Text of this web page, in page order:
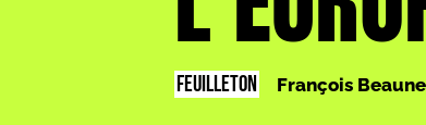
FEUILLETON François Beaune